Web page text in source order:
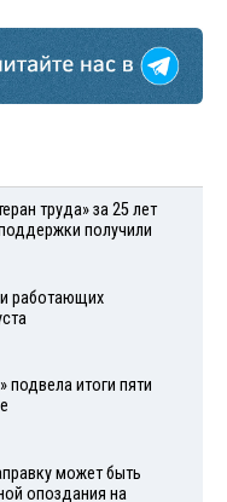
труда» за 25 лет
получили
работающих
подвела итоги пяти
может быть
опоздания на